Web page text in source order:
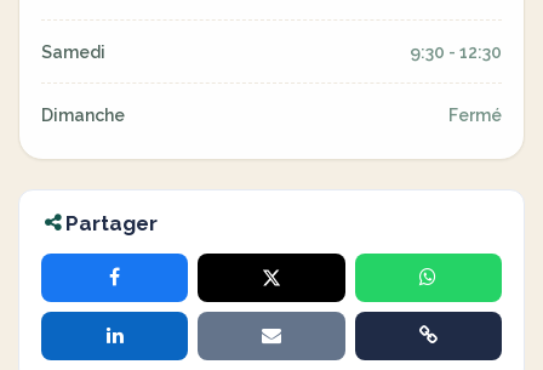
Samedi 9:30 - 12:30
Dimanche Fermé
Partager